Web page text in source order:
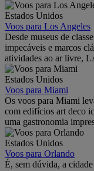
Estados Unidos
Voos para Los Angeles
Desde museus de
impecáveis e marcos
atividades ao ar livre,
Estados Unidos
Voos para Miami
Os voos para Miami
com edifícios art deco
uma gastronomia
Estados Unidos
Voos para Orlando
É, sem dúvida, a